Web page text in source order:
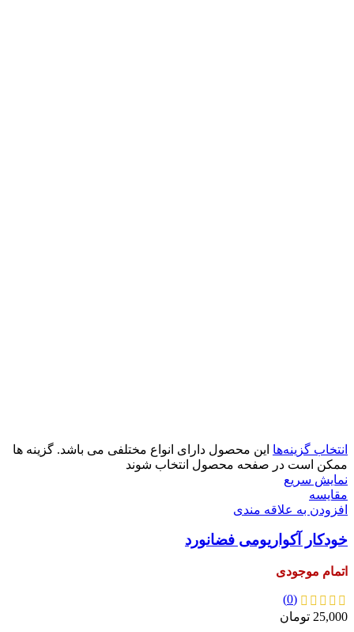
انتخاب گزینه‌ها این محصول دارای انواع مختلفی می باشد. گزینه ها
ممکن است در صفحه محصول انتخاب شوند
نمایش سریع
مقايسه
افزودن به علاقه مندی
خودکار آکواریومی فضانورد
اتمام موجودی
(0)
25,000 تومان